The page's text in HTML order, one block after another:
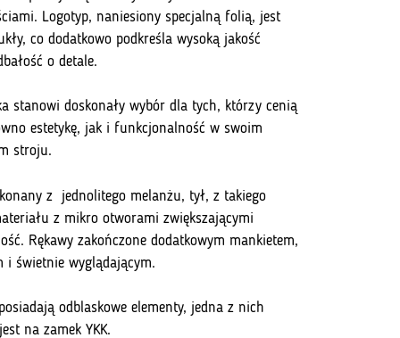
Logotyp, naniesiony specjalną folią, jest
co dodatkowo podkreśla wysoką jakość
o detale.
stanowi doskonały wybór dla tych, którzy cenią
estetykę, jak i funkcjonalność w swoim
stroju.
z jednolitego melanżu, tył, z takiego
z mikro otworami zwiększającymi
Rękawy zakończone dodatkowym mankietem,
i świetnie wyglądającym.
odblaskowe elementy, jedna z nich
na zamek YKK.